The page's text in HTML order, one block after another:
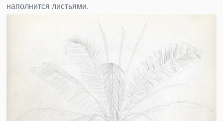
наполнится листьями.